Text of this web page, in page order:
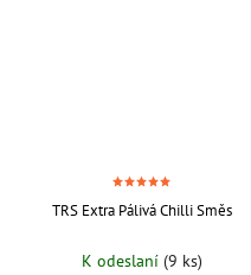
TRS Extra Pálivá Chilli Směs
K odeslaní (9 ks)